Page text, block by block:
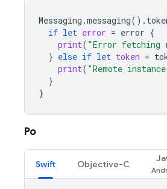
Messaging .messaging().
if let error = error {
print( "Error fetching
} else if let token =
print( "Remote
}
}
Po
Swift Objective-C